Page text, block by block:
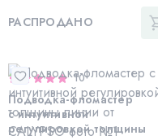
РАСПРОДАНО
10
Подводка-фломастер
с интуитивной
регулировкой толщины